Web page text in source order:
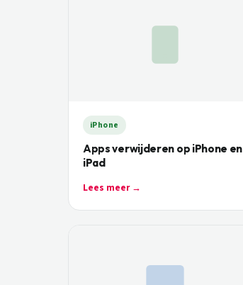
iPhone
Apps verwijderen op iPhone en
iPad
Lees meer →